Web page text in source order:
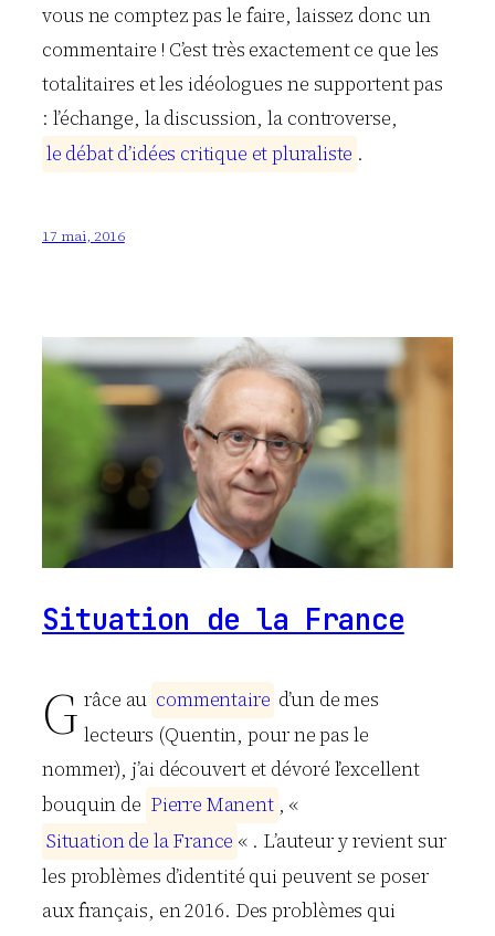
vous ne comptez pas le faire, laissez donc un
commentaire ! C’est très exactement ce que les
totalitaires et les idéologues ne supportent pas
: l’échange, la discussion, la controverse,
le débatd’idées critique etpluraliste .
17 mai, 2016
Situation de la France
G râce au commentaire d’un de mes
lecteurs (Quentin, pour ne pas le
nommer), j’ai découvert et dévoré l’excellent
bouquin de Pierre Manent , «
Situationde laFrance « . L’auteur y revient sur
les problèmes d’identité qui peuvent se poser
aux français, en 2016. Des problèmes qui